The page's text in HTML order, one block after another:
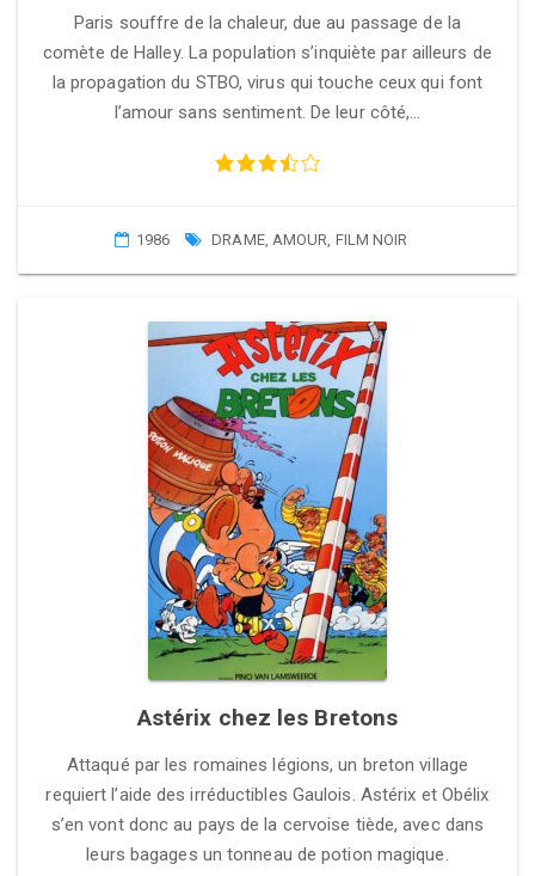
Paris souffre de la chaleur, due au passage de la
comète de Halley. La population s’inquiète par ailleurs de
la propagation du STBO, virus qui touche ceux qui font
l’amour sans sentiment. De leur côté,…
1986 DRAME, AMOUR, FILM NOIR
Astérix chez les Bretons
Attaqué par les romaines légions, un breton village
requiert l’aide des irréductibles Gaulois. Astérix et Obélix
s’en vont donc au pays de la cervoise tiède, avec dans
leurs bagages un tonneau de potion magique.